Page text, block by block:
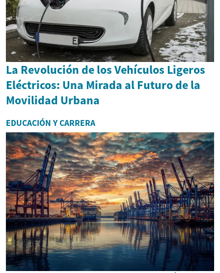
La Revolución de los Vehículos Ligeros
Eléctricos: Una Mirada al Futuro de la
Movilidad Urbana
EDUCACIÓN Y CARRERA